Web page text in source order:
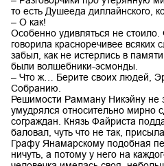
то есть Душееда диллайнского,
– О как!
Особенно удивляться не
говорила красноречивее всяких
забыл, как не истерлись в
были волшебники-эсмонды.
– Что ж… Берите своих людей,
Собранию.
Решимости Рамману Никэйну не
умудрялся относительно мирно
сограждан. Князь Файриста
баловал, чуть что не так,
Графу Янамарскому подобная
ничуть, а потому у него на